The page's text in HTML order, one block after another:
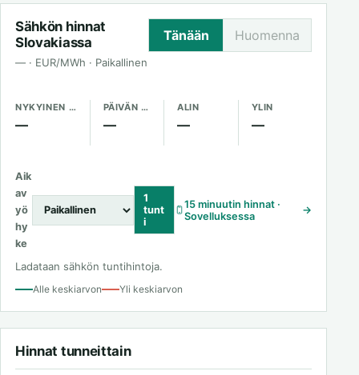
Sähkön hinnat
Slovakiassa
— · EUR/MWh · Paikallinen
Tänään Huomenna
NYKYINEN HINTA
—
PÄIVÄN KESKIARVO
—
ALIN
—
YLIN
—
Aik
av
yö
hy
ke
1
tunt
i
15 minuutin hinnat ·
Sovelluksessa
→
Ladataan sähkön tuntihintoja.
Alle keskiarvon Yli keskiarvon
Hinnat tunneittain